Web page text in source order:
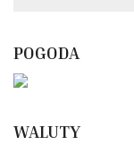
POGODA
WALUTY